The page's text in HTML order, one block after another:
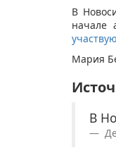
В
начале
Мария
В